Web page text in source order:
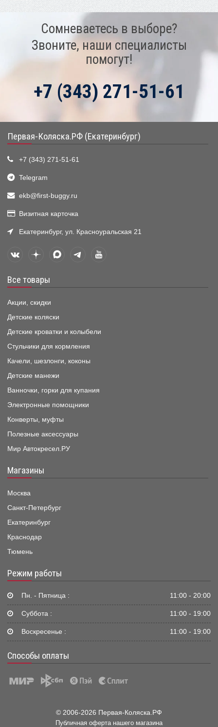
Сомневаетесь в выборе?
Звоните, наши специалисты
помогут!
+7 (343) 271-51-61
Первая-Коляска.РФ (Екатеринбург)
+7 (343) 271-51-61
Telegram
ekb@first-buggy.ru
Визитная карточка
Екатеринбург, ул. Красноуральская 21
Все товары
Акции, скидки
Детские коляски
Детские кроватки и колыбели
Стульчики для кормления
Качели, шезлонги, коконы
Детские манежи
Ванночки, горки для купания
Электронные помощники
Конверты, муфты
Полезные аксессуары
Мир Автокресел.РУ
Магазины
Москва
Санкт-Петербург
Екатеринбург
Краснодар
Тюмень
Режим работы
Пн. - Пятница : 11:00 - 20:00
Суббота : 11:00 - 19:00
Воскресенье : 11:00 - 19:00
Способы оплаты
© 2006-2026 Первая-Коляска.РФ
Публичная оферта нашего магазина